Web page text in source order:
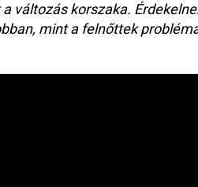
változás korszaka.
mint a felnőttek